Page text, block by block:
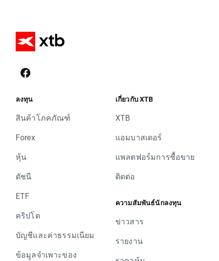
ลงทุน
สินค้าโภคภัณฑ์
Forex
หุ้น
ดัชนี
ETF
คริปโต
บัญชีและค่าธรรมเนียม
ข้อมูลจำเพาะของ
เกี่ยวกับ XTB
XTB
แอมบาสเดอร์
แพลตฟอร์มการซื้อขาย
ติดต่อ
ความสัมพันธ์นักลงทุน
ข่าวสาร
รายงาน